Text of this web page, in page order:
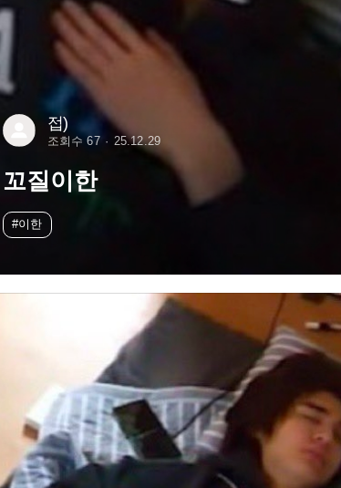
접)
조회수 67 25.12.29
꼬질이한
#이한